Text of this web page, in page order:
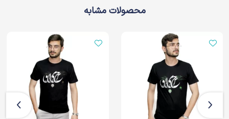
محصولات مشابه